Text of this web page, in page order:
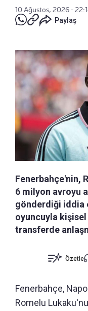
10 Ağustos, 2026 -
Paylaş
Fenerbahçe'nin,
6 milyon avroyu
gönderdiği iddia
oyuncuyla kişisel
transferde
Özetle
Fenerbahçe,
Romelu